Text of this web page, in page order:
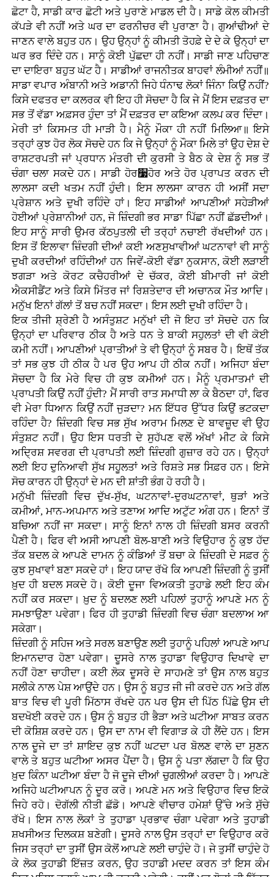
ਛੋਟਾ ਹੈ, ਸਾਡੀ ਕਾਰ ਛੋਟੀ ਅਤੇ ਪੁਰਾਣੇ ਮਾਡਲ ਦੀ ਹੈ। ਸਾਡੇ ਕੋਲ ਕੀਮਤੀ
ਕੱਪੜੇ ਵੀ ਨਹੀਂ ਅਤੇ ਘਰ ਦਾ ਫਰਨੀਚਰ ਵੀ ਪੁਰਾਣਾ ਹੈ। ਗੁਆਂਢੀਆਂ ਦੇ
ਜਾਣਨ ਵਾਲੇ ਬਹੁਤ ਹਨ। ਉਹ ਉਨ੍ਹਾਂ ਨੂੰ ਕੀਮਤੀ ਤੋਹਫ਼ੇ ਦੇ ਦੇ ਕੇ ਉਨ੍ਹਾਂ ਦਾ
ਘਰ ਭਰ ਦਿੰਦੇ ਹਨ। ਸਾਨੂੰ ਕੋਈ ਪੁੱਛਦਾ ਹੀ ਨਹੀਂ। ਸਾਡੀ ਜਾਣ ਪਹਿਚਾਣ
ਦਾ ਦਾਇਰਾ ਬਹੁਤ ਘੱਟ ਹੈ। ਸਾਡੀਆਂ ਰਾਜਨੀਤਕ ਬਾਹਵਾਂ ਲੰਮੀਆਂ ਨਹੀਂ॥
ਸਾਡਾ ਵਪਾਰ ਅੰਬਾਨੀ ਅਤੇ ਅਡਾਨੀ ਜਿਹੇ ਧੰਨਾਢ ਲੋਕਾਂ ਜਿੰਨਾ ਕਿਉਂ ਨਹੀਂ?
ਕਿਸੇ ਦਫਤਰ ਦਾ ਕਲਰਕ ਵੀ ਇਹ ਹੀ ਸੋਚਦਾ ਹੈ ਕਿ ਜੇ ਮੈਂ ਇਸ ਦਫ਼ਤਰ ਦਾ
ਸਭ ਤੋਂ ਵੱਡਾ ਅਫ਼ਸਰ ਹੁੰਦਾ ਤਾਂ ਮੈਂ ਦਫ਼ਤਰ ਦਾ ਕਇਆ ਕਲਪ ਕਰ ਦਿੰਦਾ।
ਮੇਰੀ ਤਾਂ ਕਿਸਮਤ ਹੀ ਮਾੜੀ ਹੈ। ਮੈਨੂੰ ਮੌਕਾ ਹੀ ਨਹੀਂ ਮਿਲਿਆ॥ ਇਸੇ
ਤਰ੍ਹਾਂ ਕੁਝ ਹੋਰ ਲੋਕ ਸੋਚਦੇ ਹਨ ਕਿ ਜੇ ਉਨ੍ਹਾਂ ਨੂੰ ਮੌਕਾ ਮਿਲੇ ਤਾਂ ਉਹ ਦੇਸ਼ ਦੇ
ਰਾਸ਼ਟਰਪਤੀ ਜਾਂ ਪ੍ਰਧਾਨ ਮੰਤਰੀ ਦੀ ਕੁਰਸੀ ਤੇ ਬੈਠ ਕੇ ਦੇਸ਼ ਨੂੰ ਸਭ ਤੋਂ
ਚੰਗਾ ਚਲਾ ਸਕਦੇ ਹਨ। ਸਾਡੀ ਹੋਰ૷ਹੋਰ ਅਤੇ ਹੋਰ ਪ੍ਰਾਪਤ ਕਰਨ ਦੀ
ਲਾਲਸਾ ਕਦੀ ਖਤਮ ਨਹੀਂ ਹੁੰਦੀ। ਇਸ ਲਾਲਸਾ ਕਾਰਨ ਹੀ ਅਸੀਂ ਸਦਾ
ਪ੍ਰੇਸ਼ਾਨ ਅਤੇ ਦੁਖੀ ਰਹਿੰਦੇ ਹਾਂ। ਇਹ ਸਾਡੀਆਂ ਆਪਣੀਆਂ ਸਹੇੜੀਆਂ
ਹੋਈਆਂ ਪ੍ਰੇਸ਼ਾਨੀਆਂ ਹਨ, ਜੋ ਜ਼ਿੰਦਗੀ ਭਰ ਸਾਡਾ ਪਿੱਛਾ ਨਹੀਂ ਛੱਡਦੀਆਂ।
ਇਹ ਸਾਨੂੰ ਸਾਰੀ ਉਮਰ ਕੱਠਪੁਤਲੀ ਦੀ ਤਰ੍ਹਾਂ ਨਚਾਈ ਰੱਖਦੀਆਂ ਹਨ।
ਇਸ ਤੋਂ ਇਲਾਵਾ ਜ਼ਿੰਦਗੀ ਦੀਆਂ ਕਈ ਅਣਸੁਖਾਵੀਆਂ ਘਟਨਾਵਾਂ ਵੀ ਸਾਨੂੰ
ਦੁਖੀ ਕਰਦੀਆਂ ਰਹਿੰਦੀਆਂ ਹਨ ਜਿਵੇਂ-ਕੋਈ ਵੱਡਾ ਨੁਕਸਾਨ, ਕੋਈ ਲੜਾਈ
ਝਗੜਾ ਅਤੇ ਕੋਰਟ ਕਚੈਹਰੀਆਂ ਦੇ ਚੱਕਰ, ਕੋਈ ਬੀਮਾਰੀ ਜਾਂ ਕੋਈ
ਐਕਸੀਡੈਂਟ ਅਤੇ ਕਿਸੇ ਮਿੱਤਰ ਜਾਂ ਰਿਸ਼ਤੇਦਾਰ ਦੀ ਅਚਾਨਕ ਮੌਤ ਆਦਿ।
ਮਨੁੱਖ ਇਨਾਂ ਗੱਲਾਂ ਤੋਂ ਬਚ ਨਹੀਂ ਸਕਦਾ। ਇਸ ਲਈ ਦੁਖੀ ਰਹਿੰਦਾ ਹੈ।
ਇਕ ਤੀਜੀ ਸ਼੍ਰੇਣੀ ਹੈ ਅਸੰਤੁਸ਼ਟ ਮਨੁੱਖਾਂ ਦੀ ਜੋ ਇਹ ਤਾਂ ਸੋਚਦੇ ਹਨ ਕਿ
ਉਨ੍ਹਾਂ ਦਾ ਪਰਿਵਾਰ ਠੀਕ ਹੈ ਅਤੇ ਧਨ ਤੇ ਬਾਕੀ ਸਹੁਲਤਾਂ ਦੀ ਵੀ ਕੋਈ
ਕਮੀ ਨਹੀਂ। ਆਪਣੀਆਂ ਪ੍ਰਾਤੀਆਂ ਤੇ ਵੀ ਉਨ੍ਹਾਂ ਨੂੰ ਸਬਰ ਹੈ। ਇਥੋਂ ਤੱਕ
ਤਾਂ ਸਭ ਕੁਝ ਹੀ ਠੀਕ ਹੈ ਪਰ ਉਹ ਆਪ ਹੀ ਠੀਕ ਨਹੀਂ। ਅਜਿਹਾ ਬੰਦਾ
ਸੋਚਦਾ ਹੈ ਕਿ ਮੇਰੇ ਵਿਚ ਹੀ ਕੁਝ ਕਮੀਆਂ ਹਨ। ਮੈਨੂੰ ਪ੍ਰਮਾਤਮਾਂ ਦੀ
ਪ੍ਰਾਪਤੀ ਕਿਉਂ ਨਹੀਂ ਹੁੰਦੀ? ਮੈਂ ਸਾਰੀ ਰਾਤ ਸਮਾਧੀ ਲਾ ਕੇ ਬੈਠਦਾ ਹਾਂ, ਫਿਰ
ਵੀ ਮੇਰਾ ਧਿਆਨ ਕਿਉਂ ਨਹੀਂ ਜੁੜਦਾ? ਮਨ ਇੱਧਰ ਉੱਧਰ ਕਿਉਂ ਭਟਕਦਾ
ਰਹਿੰਦਾ ਹੈ? ਜ਼ਿੰਦਗੀ ਵਿਚ ਸਭ ਸੁੱਖ ਅਰਾਮ ਮਿਲਣ ਦੇ ਬਾਵਜ਼ੂਦ ਵੀ ਉਹ
ਸੰਤੁਸ਼ਟ ਨਹੀਂ। ਉਹ ਇਸ ਧਰਤੀ ਦੇ ਸੁਹੱਪਣ ਵਲੋਂ ਅੱਖਾਂ ਮੀਟ ਕੇ ਕਿਸੇ
ਅਦ੍ਰਿਸ਼ ਸਵਰਗ ਦੀ ਪ੍ਰਾਪਤੀ ਲਈ ਜ਼ਿੰਦਗੀ ਗੁਜ਼ਾਰ ਰਹੇ ਹਨ। ਉਨ੍ਹਾਂ
ਲਈ ਇਹ ਦੁਨਿਆਵੀ ਸੁੱਖ ਸਹੂਲਤਾਂ ਅਤੇ ਰਿਸ਼ਤੇ ਸਭ ਸਿਫ਼ਰ ਹਨ। ਇਸੇ
ਸੋਚ ਕਾਰਨ ਹੀ ਉਨ੍ਹਾਂ ਦੇ ਮਨ ਦੀ ਸ਼ਾਂਤੀ ਭੰਗ ਹੋ ਰਹੀ ਹੈ।
ਮਨੁੱਖੀ ਜ਼ਿੰਦਗੀ ਵਿਚ ਦੁੱਖ-ਸੁੱਖ, ਘਟਨਾਵਾਂ-ਦੁਰਘਟਨਾਵਾਂ, ਥੁੜਾਂ ਅਤੇ
ਕਮੀਆਂ, ਮਾਨ-ਅਪਮਾਨ ਅਤੇ ਤਣਾਅ ਆਦਿ ਅਟੁੱਟ ਅੰਗ ਹਨ। ਇਨਾਂ ਤੋਂ
ਬਚਿਆ ਨਹੀਂ ਜਾ ਸਕਦਾ। ਸਾਨੂੰ ਇਨਾਂ ਨਾਲ ਹੀ ਜ਼ਿੰਦਗੀ ਬਸਰ ਕਰਨੀ
ਪੈਣੀ ਹੈ। ਫਿਰ ਵੀ ਅਸੀ ਆਪਣੀ ਬੋਲ-ਬਾਣੀ ਅਤੇ ਵਿਉਹਾਰ ਨੂੰ ਕੁਝ ਹੱਦ
ਤੱਕ ਬਦਲ ਕੇ ਆਪਣੇ ਦਾਮਨ ਨੂੰ ਕੰਡਿਆਂ ਤੋਂ ਬਚਾ ਕੇ ਜ਼ਿੰਦਗੀ ਦੇ ਸਫ਼ਰ ਨੂੰ
ਕੁਝ ਸੁਖਾਵਾਂ ਬਣਾ ਸਕਦੇ ਹਾਂ। ਇਹ ਯਾਦ ਰੱਖੋ ਕਿ ਆਪਣੀ ਜ਼ਿੰਦਗੀ ਨੂੰ ਤੁਸੀਂ
ਖ਼ੁਦ ਹੀ ਬਦਲ ਸਕਦੇ ਹੋ। ਕੋਈ ਦੂਜਾ ਵਿਅਕਤੀ ਤੁਹਾਡੇ ਲਈ ਇਹ ਕੰਮ
ਨਹੀਂ ਕਰ ਸਕਦਾ। ਖ਼ੁਦ ਨੂੰ ਬਦਲਣ ਲਈ ਪਹਿਲਾਂ ਤੁਹਾਨੂੰ ਆਪਣੇ ਮਨ ਨੂੰ
ਸਮਝਾਉਣਾ ਪਵੇਗਾ। ਫਿਰ ਹੀ ਤੁਹਾਡੀ ਜ਼ਿੰਦਗੀ ਵਿਚ ਚੰਗਾ ਬਦਲਾਅ ਆ
ਸਕੇਗਾ।
ਜ਼ਿੰਦਗੀ ਨੂੰ ਸਹਿਜ ਅਤੇ ਸਰਲ ਬਣਾਉਣ ਲਈ ਤੁਹਾਨੂੰ ਪਹਿਲਾਂ ਆਪਣੇ ਆਪ
ਇਮਾਨਦਾਰ ਹੋਣਾ ਪਵੇਗਾ। ਦੂਸਰੇ ਨਾਲ ਤੁਹਾਡਾ ਵਿਉਹਾਰ ਦਿਖਾਵੇ ਦਾ
ਨਹੀਂ ਹੋਣਾ ਚਾਹੀਦਾ। ਕਈ ਲੋਕ ਦੂਸਰੇ ਦੇ ਸਾਹਮਣੇ ਤਾਂ ਉਸ ਨਾਲ ਬਹੁਤ
ਸਲੀਕੇ ਨਾਲ ਪੇਸ਼ ਆਉਂਦੇ ਹਨ। ਉਸ ਨੂੰ ਬਹੁਤ ਜੀ ਜੀ ਕਰਦੇ ਹਨ ਅਤੇ ਗੱਲ
ਬਾਤ ਵਿਚ ਵੀ ਪੂਰੀ ਮਿੱਠਾਸ ਰੱਖਦੇ ਹਨ ਪਰ ਉਸ ਦੀ ਪਿੱਠ ਪਿੱਛੇ ਉਸ ਦੀ
ਬਦਖੋਈ ਕਰਦੇ ਹਨ। ਉਸ ਨੂੰ ਬਹੁਤ ਹੀ ਭੈੜਾ ਅਤੇ ਘਟੀਆ ਸਾਬਤ ਕਰਨ
ਦੀ ਕੋਸ਼ਿਸ਼ ਕਰਦੇ ਹਨ। ਉਸ ਦਾ ਨਾਮ ਵੀ ਵਿਗਾੜ ਕੇ ਹੀ ਲੈਂਦੇ ਹਨ। ਇਸ
ਨਾਲ ਦੂਜੇ ਦਾ ਤਾਂ ਸ਼ਾਇਦ ਕੁਝ ਨਹੀਂ ਘਟਦਾ ਪਰ ਬੋਲਣ ਵਾਲੇ ਦਾ ਸੁਣਨ
ਵਾਲੇ ਤੇ ਬਹੁਤ ਘਟੀਆ ਅਸਰ ਪੈਂਦਾ ਹੈ। ਉਸ ਨੂੰ ਪਤਾ ਲੱਗਦਾ ਹੈ ਕਿ ਉਹ
ਖ਼ੁਦ ਕਿੰਨਾ ਘਟੀਆ ਬੰਦਾ ਹੈ ਜੋ ਦੂਜੇ ਦੀਆਂ ਚੁਗਲੀਆਂ ਕਰਦਾ ਹੈ। ਆਪਣੇ
ਅਜਿਹੇ ਘਟੀਆਪਨ ਨੂੰ ਦੂਰ ਕਰੋ। ਅਪਣੇ ਮਨ ਅਤੇ ਵਿਉਹਾਰ ਵਿਚ ਇਕੋ
ਜਿਹੇ ਰਹੋ। ਦੋਗੱਲੀ ਨੀਤੀ ਛੱਡੋ। ਆਪਣੇ ਵੀਚਾਰ ਹਮੇਸ਼ਾਂ ਉੱਚੇ ਅਤੇ ਸੁੱਚੇ
ਰੱਖੋ। ਇਸ ਨਾਲ ਲੋਕਾਂ ਤੇ ਤੁਹਾਡਾ ਪ੍ਰਭਾਵ ਚੰਗਾ ਪਵੇਗਾ ਅਤੇ ਤੁਹਾਡੀ
ਸ਼ਖਸੀਅਤ ਦਿਲਕਸ਼ ਬਣੇਗੀ। ਦੂਸਰੇ ਨਾਲ ਉਸ ਤਰ੍ਹਾਂ ਦਾ ਵਿਉਹਾਰ ਕਰੋ
ਜਿਸ ਤਰ੍ਹਾਂ ਦਾ ਤੁਸੀਂ ਉਸ ਕੋਲੋਂ ਆਪਣੇ ਲਈ ਚਾਹੁੰਦੇ ਹੋ। ਜੇ ਤੁਸੀਂ ਚਾਹੁੰਦੇ ਹੋ
ਕੇ ਲੋਕ ਤੁਹਾਡੀ ਇੱਜ਼ਤ ਕਰਨ, ਉਹ ਤਹਾਡੀ ਮਦਦ ਕਰਨ ਤਾਂ ਇਸ ਕੰਮ